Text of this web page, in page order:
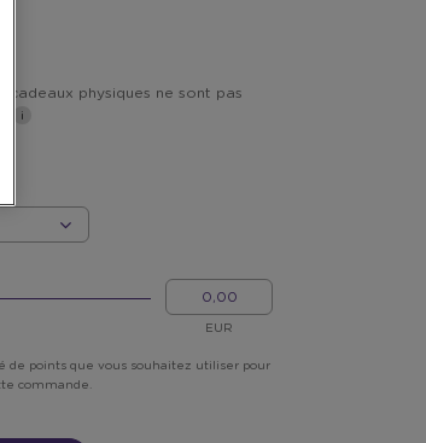
cadeaux physiques ne sont pas
MON
ARGENT
EUR
de points que vous souhaitez utiliser pour
commande.